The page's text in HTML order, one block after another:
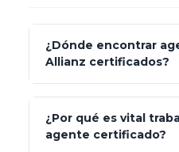
¿Dónde encontrar
Allianz certificados?
Seguros y Fianzas
¿Por qué es vital
agente certificado?